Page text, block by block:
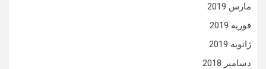
مارس 2019
فوریه 2019
ژانویه 2019
دسامبر 2018